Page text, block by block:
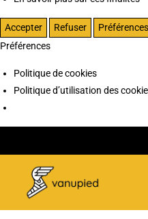
Accepter Refuser Préférences
Préférences
Politique de cookies
Politique d’utilisation des